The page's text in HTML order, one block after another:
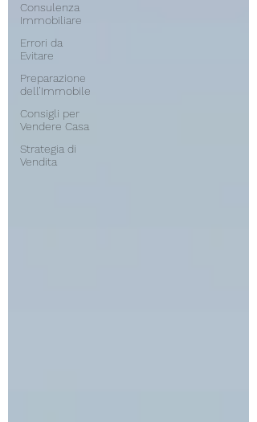
Consulenza
Immobiliare
Errori da
Evitare
Preparazione
dell’Immobile
Consigli per
Vendere Casa
Strategia di
Vendita